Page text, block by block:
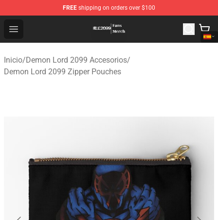
FREE shipping on orders over $100
Open menu
Demon Lord 2099 Store - Official Demon Lord 2099
Inicio/Demon Lord 2099 Accesorios/
Demon Lord 2099 Zipper Pouches